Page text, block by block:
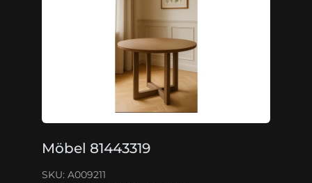
Möbel 81443319
SKU: A009211